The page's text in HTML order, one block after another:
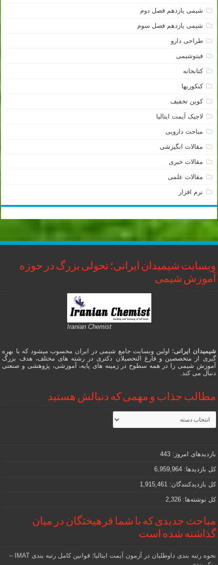
شیمی یازدهم فصل دوم
شیمی یازدهم فصل سوم
طراحی دارو
فیتوشیمی
کتابخانه
کنکوریها
کوپن تخفیف
لاجیک آیمت ایتالیا
مباحث دارویی
مقالات انگیزشی
مقالات خبری
مقالات علمی
نرم افزار
وبسایت شیمیدان ایرانی؛ تحولی بزرگ در حوزه
آموزش شیمی
Iranian Chemist
شیمیدان ایرانی؛ اولین وبسایت جامع شیمی در ایران محسوب میشود که با بهره
گیری از متخصصین و فارغ التحصیلان دکتری در رشته های مختلف، هدف بزرگ
آموزش شیمی را در همه سطوح در زمینه های پایه، آموزشی، پژوهشی و صنعتی
دنبال می کند.
مطالب جذاب و مهمی که دنبالش هستید
مطالب
جذاب
و
که
دنبالش
هستید
بازدیدهای امروز:443
کل بازدیدها:6,959,964
کل بازدیدکنند‌گان:1,915,461
کل نوشته‌ها:2,326
مباحث جدیدی که با شما فرهیختگان در میان
گذاشته شده است
نحوه رتبه بندی داوطلبان در آزمون آیمت ایتالیا؛ قوانین کامل رتبه بندی IMAT –